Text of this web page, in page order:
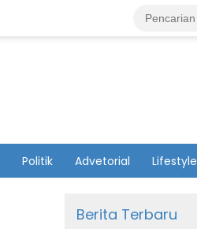
Politik Advetorial Lifestyle
Berita Terbaru